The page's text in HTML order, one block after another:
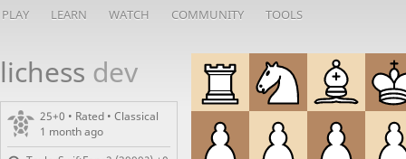
PLAY LEARN WATCH COMMUNITY TOOLS
lichess dev
25+0 • Rated • Classical
1 month ago